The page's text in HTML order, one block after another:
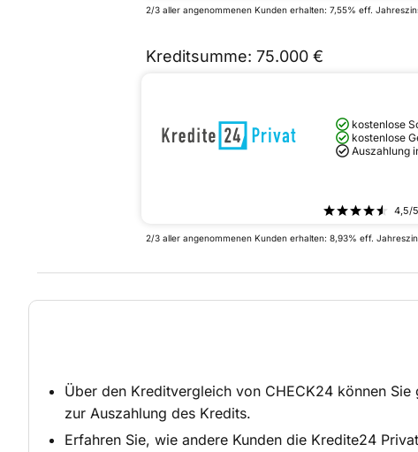
2/3 aller angenommenen Kunden erhalten: 7,55% eff.
Kreditsumme: 75.000 €
kostenlose
kostenlose
Auszahlung
4,5/5
2/3 aller angenommenen Kunden erhalten: 8,93% eff.
Über den Kreditvergleich von CHECK24 können Sie
zur Auszahlung des Kredits.
Erfahren Sie, wie andere Kunden die Kredite24